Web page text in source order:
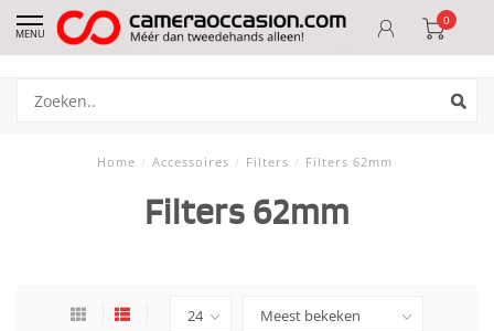
MENU
0
Home / Accessoires / Filters / Filters 62mm
Filters 62mm